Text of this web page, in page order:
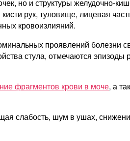
но и структуры желудочно-
рук, туловище, лицевая
кровоизлияний.
проявлений болезни
стула, отмечаются эпизоды
фрагментов крови в моче, а
слабость, шум в ушах,